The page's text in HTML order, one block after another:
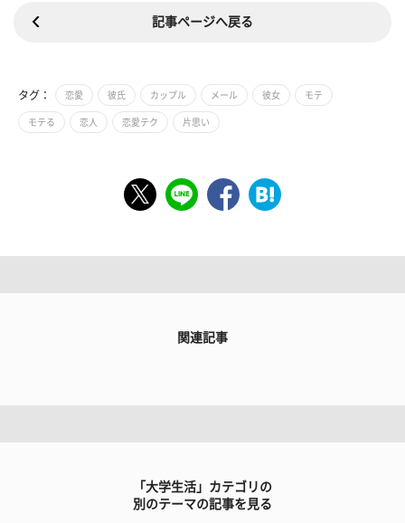
記事ページへ戻る
タグ： 恋愛 彼氏 カップル メール 彼女 モテ
モテる 恋人 恋愛テク 片思い
関連記事
「大学生活」カテゴリの
別のテーマの記事を見る